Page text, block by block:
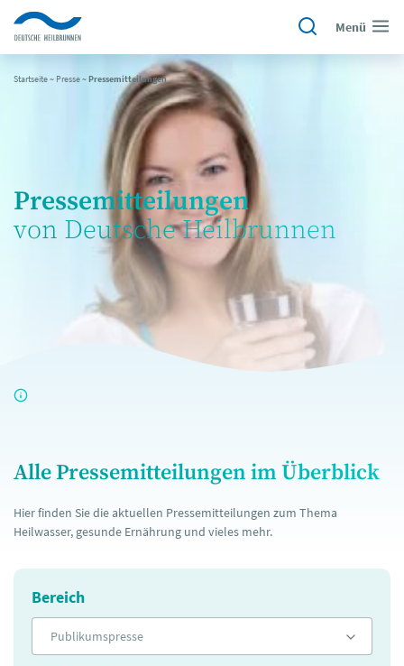
Menü
Startseite~ Presse~Pressemitteilungen
Pressemitteilungen
von Deutsche Heilbrunnen
Alle Pressemitteilungen im Überblick
Hier finden Sie die aktuellen Pressemitteilungen zum Thema
Heilwasser, gesunde Ernährung und vieles mehr.
Bereich
Publikumspresse